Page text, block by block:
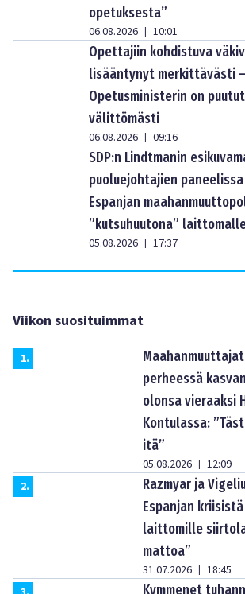
opetuksesta”
06.08.2026 | 10:01
Opettajiin kohdistuva
lisääntynyt merkittävästi
Opetusministerin on
välittömästi
06.08.2026 | 09:16
SDP:n Lindtmanin
puoluejohtajien paneelissa
Espanjan
”kutsuhuutona”
05.08.2026 | 17:37
Viikon suosituimmat
1.
perheessä
olonsa vieraaksi
Kontulassa:
itä”
05.08.2026 | 12:09
2.
Razmyar ja
Espanjan
laittomille
mattoa”
31.07.2026 | 18:45
Kymmenet